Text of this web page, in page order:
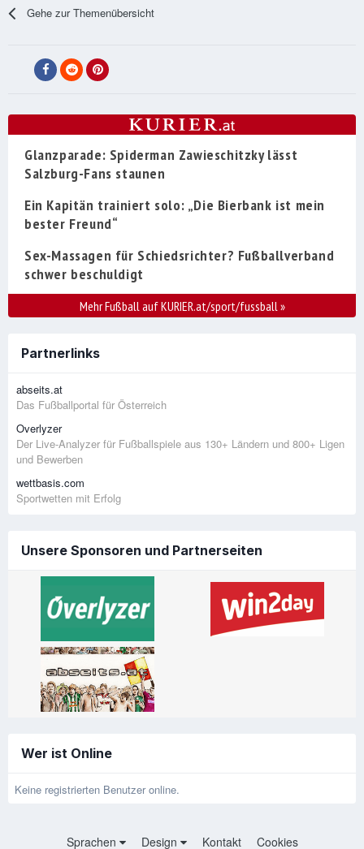
Gehe zur Themenübersicht
Glanzparade: Spiderman Zawieschitzky lässt
Salzburg-Fans staunen
Ein Kapitän trainiert solo: „Die Bierbank ist mein
bester Freund“
Sex-Massagen für Schiedsrichter? Fußballverband
schwer beschuldigt
Mehr Fußball auf KURIER.at/sport/fussball»
Partnerlinks
abseits.at
Das Fußballportal für Österreich
Overlyzer
Der Live-Analyzer für Fußballspiele aus 130+ Ländern und 800+ Ligen
und Bewerben
wettbasis.com
Sportwetten mit Erfolg
Unsere Sponsoren und Partnerseiten
Wer ist Online
Keine registrierten Benutzer online.
Sprachen Design Kontakt Cookies